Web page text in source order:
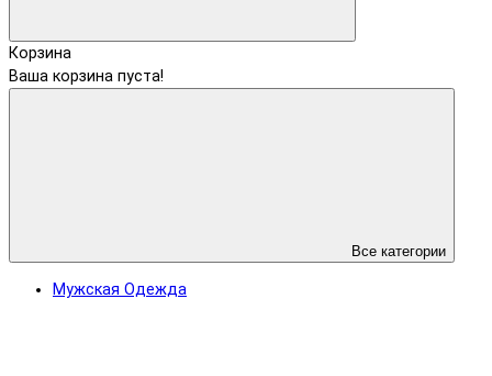
Корзина
Ваша корзина пуста!
Все категории
Мужская Одежда